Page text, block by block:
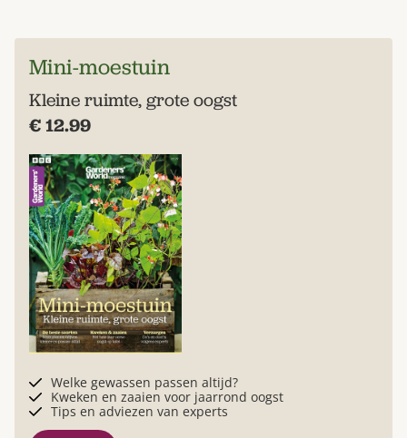
Mini-moestuin
Kleine ruimte, grote oogst
€ 12.99
Welke gewassen passen altijd?
Kweken en zaaien voor jaarrond oogst
Tips en adviezen van experts